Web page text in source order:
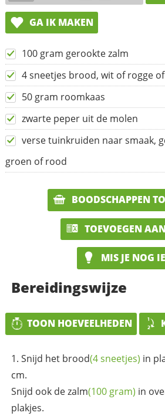
GA IK MAKEN
100 gram gerookte zalm
4 sneetjes brood, wit of rogge
50 gram roomkaas
zwarte peper uit de molen
verse tuinkruiden naar smaak,
groen of rood
BOODSCHAPPEN
TOEVOEGEN
MIS JE NOG
Bereidingswijze
TOON HOEVEELHEDEN
Snijd het brood(4 sneetjes) in
cm.
Snijd ook dezalm(100 gram) in
plakjes.